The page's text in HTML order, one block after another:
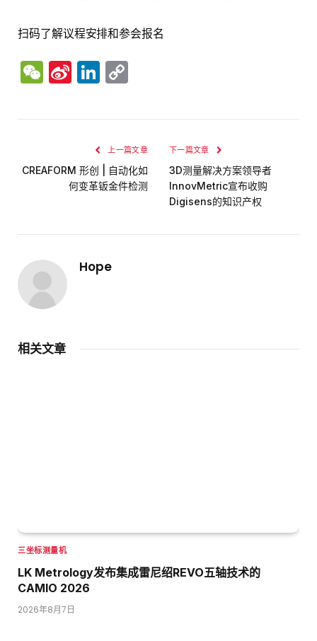
扫码了解议程安排和参会报名
WeChat
Sina
Weibo
LinkedIn
上一篇文章
CREAFORM 形创 | 自动化如
何变革钣金件检测
下一篇文章
3D测量解决方案领导者
InnovMetric宣布收购
Digisens的知识产权
Hope
相关文章
三坐标测量机
LK Metrology发布集成雷尼绍REVO五轴技术的
CAMIO 2026
2026年8月7日